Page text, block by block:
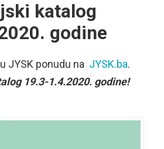
katalog
godine
JYSK ponudu na JYSK.ba.
19.3-1.4.2020. godine!